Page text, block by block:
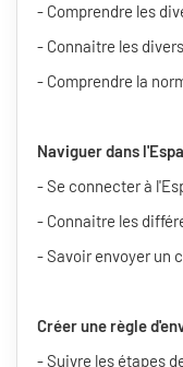
- Comprendre les
- Connaitre les
- Comprendre la
Naviguer dans
- Se connecter à
- Connaitre les
- Savoir envoyer un
Créer une règle
- Suivre les étapes